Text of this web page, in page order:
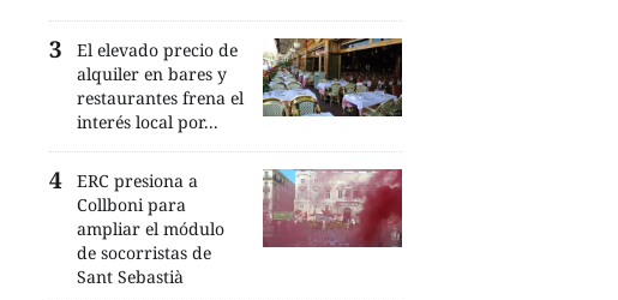
El elevado precio de
alquiler en bares y
restaurantes frena el
interés local por...
ERC presiona a
Collboni para
ampliar el módulo
de socorristas de
Sant Sebastià